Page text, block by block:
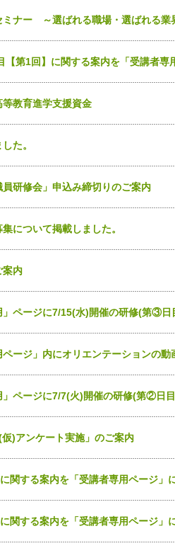
ナー ～選ばれる職場・選ばれる業
第1回】に関する案内を「受講者専
教育進学支援資金
た。
研修会」申込み締切りのご案内
について掲載しました。
案内
ページに7/15(水)開催の研修(第③
ージ」内にオリエンテーションの動
ページに7/7(火)開催の研修(第②日
)アンケート実施」のご案内
関する案内を「受講者専用ページ」
関する案内を「受講者専用ページ」